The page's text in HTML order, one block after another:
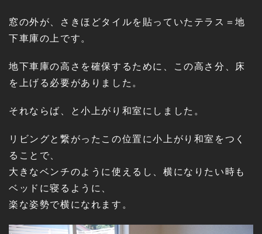
窓の外が、さきほどタイルを貼っていたテラス＝地
下車庫の上です。
地下車庫の高さを確保するために、この高さ分、床
を上げる必要がありました。
それならば、と小上がり和室にしました。
リビングと繋がったこの位置に小上がり和室をつく
ることで、
大きなベンチのように使えるし、横になりたい時も
ベッドに寝るように、
楽な姿勢で横になれます。